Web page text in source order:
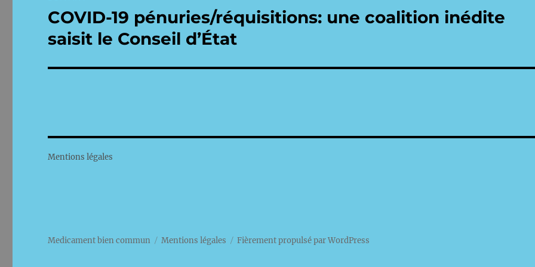
Publication
suivante :
COVID-19 pénuries/réquisitions: une coalition inédite
saisit le Conseil d’État
Mentions légales
Medicament bien commun Mentions légales Fièrement propulsé par WordPress